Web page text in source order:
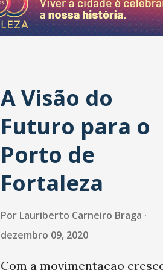
A Visão do
Futuro para o
Porto de
Fortaleza
Por Lauriberto Carneiro Braga
dezembro 09, 2020
Com a movimentação